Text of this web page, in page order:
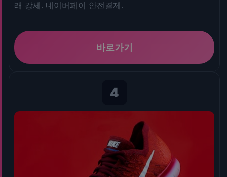
래 강세. 네이버페이 안전결제.
바로가기
4